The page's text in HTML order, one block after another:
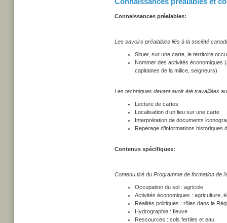
Connaissances préalables:
Les savoirs préalables liés à la société
Situer, sur une carte, le territoire
Nommer des activités économiques
capitaines de la milice, seigneurs)
Les techniques devant avoir été travaillées
Lecture de cartes
Localisation d’un lieu sur une carte
Interprétation de documents
Repérage d’informations historiques
Contenus spécifiques:
Contenu tiré du Programme de formation de
Occupation du sol : agricole
Activités économiques : agriculture,
Réalités politiques : rôles dans le
Hydrographie : fleuve
Ressources : sols fertiles et eau